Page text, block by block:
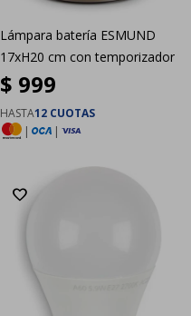
Lámpara batería ESMUND
17xH20 cm con temporizador
$ 999
HASTA12 CUOTAS
|
|